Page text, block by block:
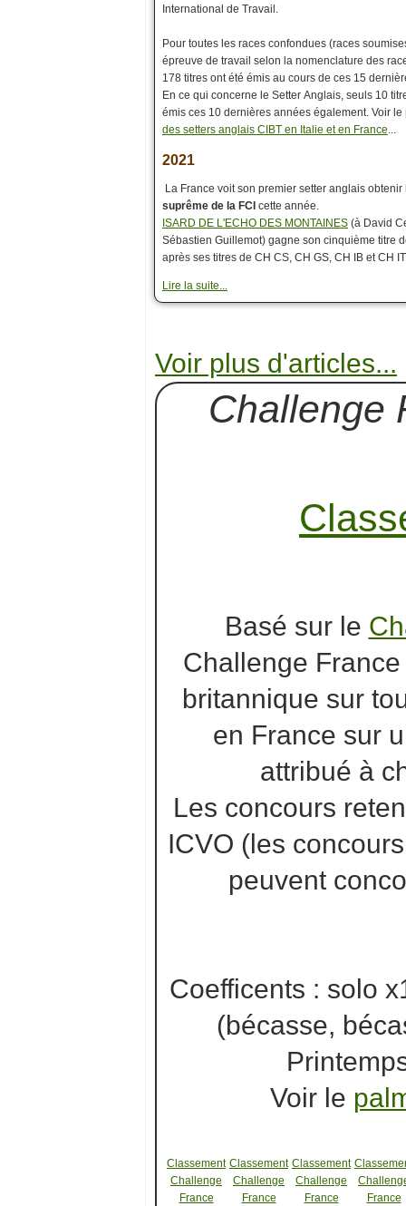
International de Travail.
Pour toutes les races confondues (races
épreuve de travail selon la nomenclature des
178 titres ont été émis au cours de ces 15
En ce qui concerne le Setter Anglais, seuls 10
émis ces 10 dernières années également. Voir le
des setters anglais CIBT en Italie et en France...
2021
La France voit son premier setter anglais obtenir
suprême de la FCI cette année.
ISARD DE L'ECHO DES MONTAINES (à David
Sébastien Guillemot) gagne son cinquième titre
après ses titres de CH CS, CH GS, CH IB et CH
Lire la suite...
Voir plus d'articles...
Challenge
Basé sur le
Challenge
britannique sur
en France sur
attribué à
Les concours
ICVO (les
peuvent
Coefficents : solo
(bécasse,
Voir le
Classement
Challenge
France
Classement
Challenge
France
Classement
Challenge
France
France